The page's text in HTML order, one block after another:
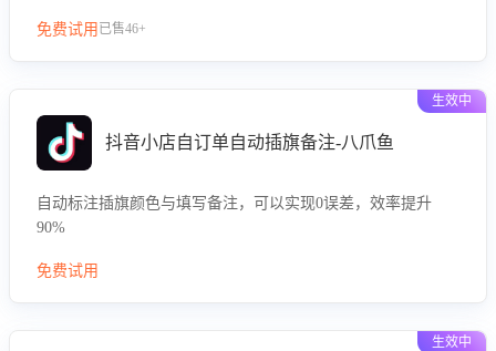
免费试用 已售46+
生效中
抖音小店自订单自动插旗备注-八爪鱼
自动标注插旗颜色与填写备注，可以实现0误差，效率提升
90%
免费试用
生效中